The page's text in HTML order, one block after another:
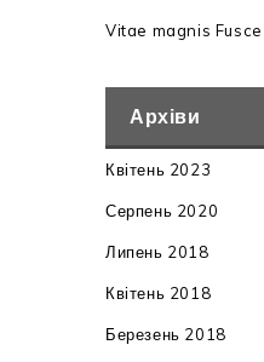
Vitae magnis
Архіви
Квітень 2023
Серпень 2020
Липень 2018
Квітень 2018
Березень 2018